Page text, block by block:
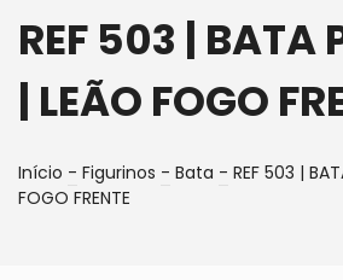
REF 503 | BATA
| LEÃO FOGO
Início - Figurinos - Bata - REF 503 |
FOGO FRENTE